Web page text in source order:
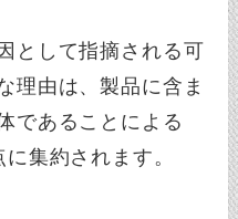
として指摘される可
理由は、製品に含ま
であることによる
集約されます。